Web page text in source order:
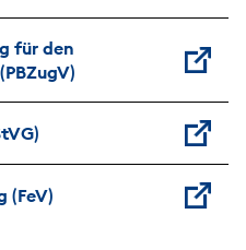
für den
(FeV)